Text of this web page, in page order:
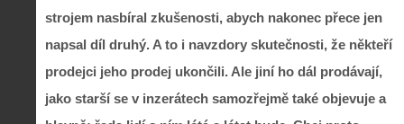
strojem nasbíral zkušenosti, abych nakonec přece jen
napsal díl druhý. A to i navzdory skutečnosti, že někteří
prodejci jeho prodej ukončili. Ale jiní ho dál prodávají,
jako starší se v inzerátech samozřejmě také objevuje a